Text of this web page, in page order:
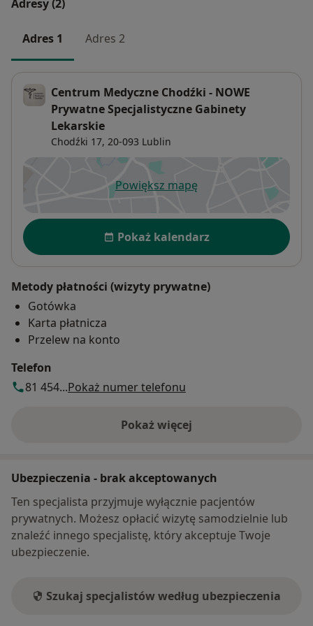
Adresy (2)
Adres 1 Adres 2
Centrum Medyczne Chodźki - NOWE
Prywatne Specjalistyczne Gabinety
Lekarskie
Chodźki 17, 20-093 Lublin
Powiększ mapęotwiera się w nowej karcie
Dostępność
Pokaż kalendarz
Metody płatności (wizyty prywatne)
Gotówka
Karta płatnicza
Przelew na konto
Telefon
81 454...Pokaż numer telefonu
Pokaż więcej
o adresie
Ubezpieczenia - brak akceptowanych
Ten specjalista przyjmuje wyłącznie pacjentów
prywatnych. Możesz opłacić wizytę samodzielnie lub
znaleźć innego specjalistę, który akceptuje Twoje
ubezpieczenie.
Szukaj specjalistów według ubezpieczenia